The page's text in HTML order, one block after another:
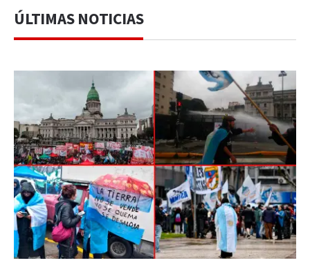
ÚLTIMAS NOTICIAS